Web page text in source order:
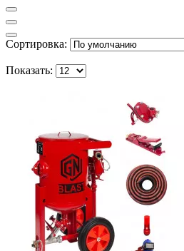
Сортировка:
Показать: